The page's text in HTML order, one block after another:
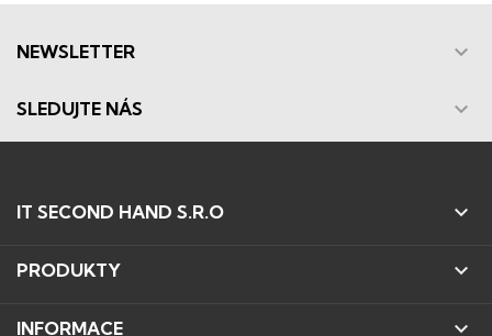
NEWSLETTER 
SLEDUJTE NÁS 
IT SECOND HAND S.R.O 
PRODUKTY 
INFORMACE 